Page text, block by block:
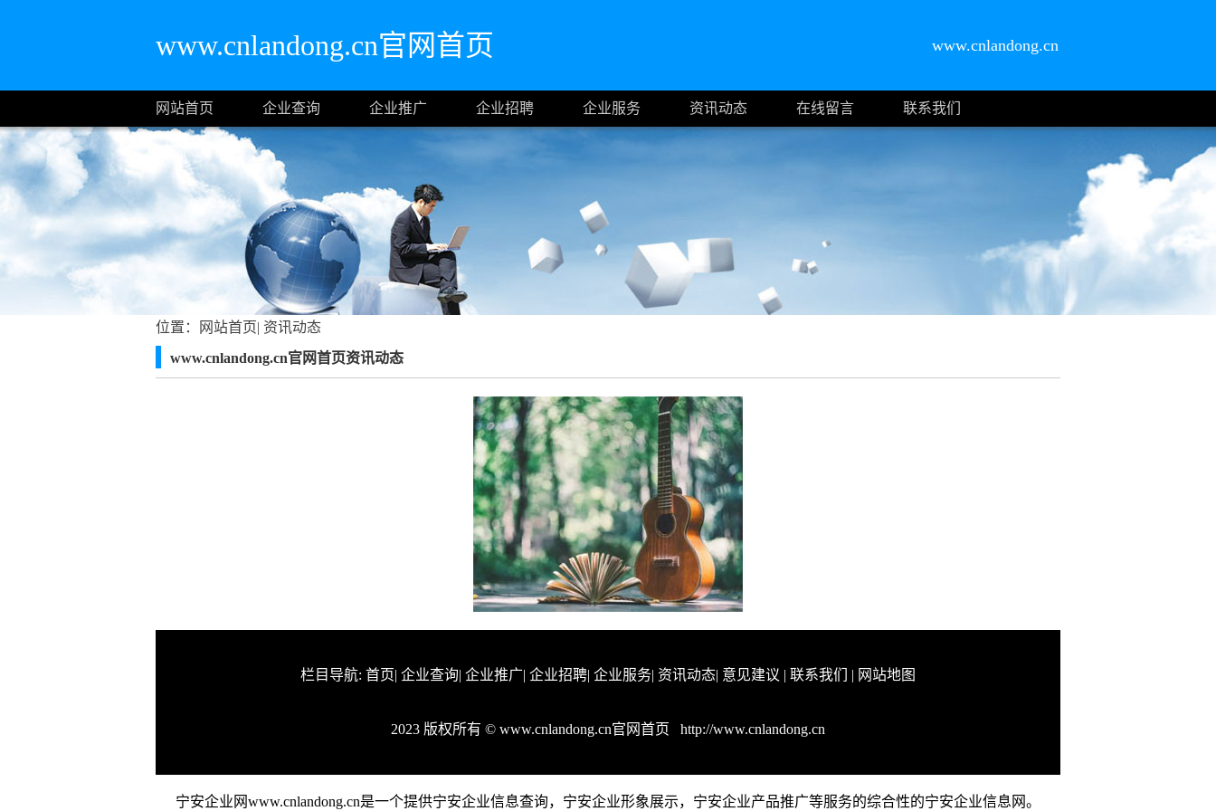
www.cnlandong.cn官网首页 www.cnlandong.cn
网站首页 企业查询 企业推广 企业招聘 企业服务 资讯动态 在线留言 联系我们
位置： 网站首页| 资讯动态
www.cnlandong.cn官网首页资讯动态
栏目导航: 首页| 企业查询| 企业推广| 企业招聘| 企业服务| 资讯动态| 意见建议 | 联系我们 | 网站地图
2023 版权所有 © www.cnlandong.cn官网首页 http://www.cnlandong.cn
宁安企业网www.cnlandong.cn是一个提供宁安企业信息查询，宁安企业形象展示，宁安企业产品推广等服务的综合性的宁安企业信息网。